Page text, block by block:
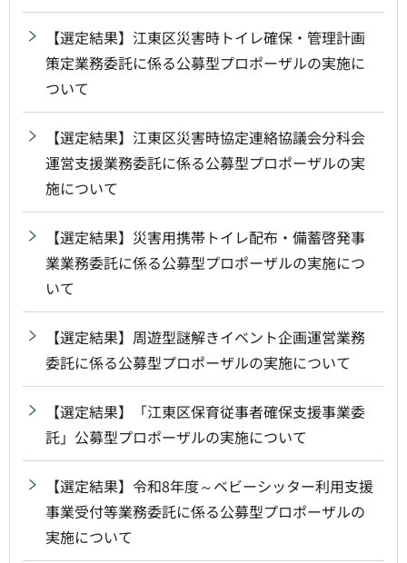
【選定結果】江東区災害時トイレ確保・管理計画
策定業務委託に係る公募型プロポーザルの実施に
ついて
【選定結果】江東区災害時協定連絡協議会分科会
運営支援業務委託に係る公募型プロポーザルの実
施について
【選定結果】災害用携帯トイレ配布・備蓄啓発事
業業務委託に係る公募型プロポーザルの実施につ
いて
【選定結果】周遊型謎解きイベント企画運営業務
委託に係る公募型プロポーザルの実施について
【選定結果】「江東区保育従事者確保支援事業委
託」公募型プロポーザルの実施について
【選定結果】令和8年度～ベビーシッター利用支援
事業受付等業務委託に係る公募型プロポーザルの
実施について